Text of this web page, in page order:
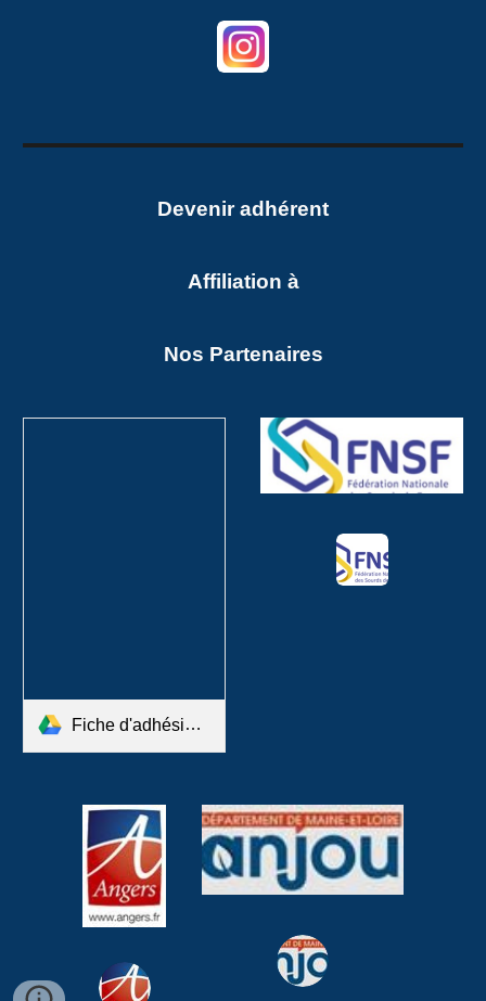
Devenir adhérent
Affiliation à
Nos Partenaires
Fiche d'adhésion ASML 2025..pdf